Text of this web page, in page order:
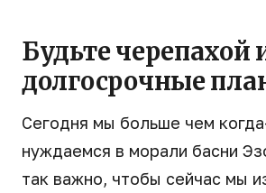
Будьте черепахой
долгосрочные
Сегодня мы больше чем
нуждаемся в морали басни
так важно, чтобы сейчас мы